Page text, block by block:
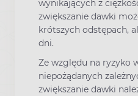
wynikających z
zwiększanie dawki
krótszych odstępach,
dni.
Ze względu na ryzyko
niepożądanych
zwiększanie dawki